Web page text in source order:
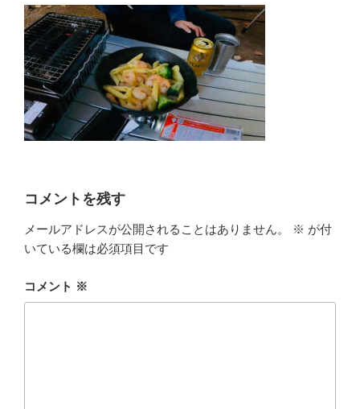
コメントを残す
メールアドレスが公開されることはありません。 ※ が付
いている欄は必須項目です
コメント ※